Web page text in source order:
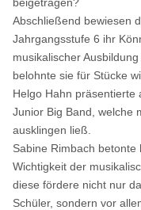
Abschließend bewiesen
Jahrgangsstufe 6 ihr
musikalischer
belohnte sie für Stücke
Helgo Hahn präsentierte
Junior Big Band, welche
ausklingen ließ.
Sabine Rimbach
Wichtigkeit der
diese fördere nicht nur
Schüler, sondern vor